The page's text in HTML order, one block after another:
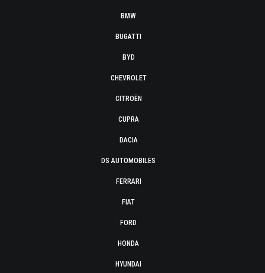
BMW
BUGATTI
BYD
CHEVROLET
CITROËN
CUPRA
DACIA
DS AUTOMOBILES
FERRARI
FIAT
FORD
HONDA
HYUNDAI